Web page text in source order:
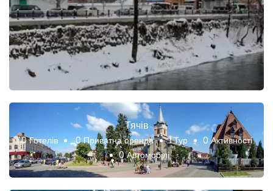
Тячів
0 Готелів 0 Приватна оренда 1 Тур
0 Активності
0 Автомобілі